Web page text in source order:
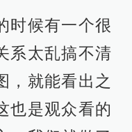
时候有一个很
系太乱搞不清
，就能看出之
也是观众看的